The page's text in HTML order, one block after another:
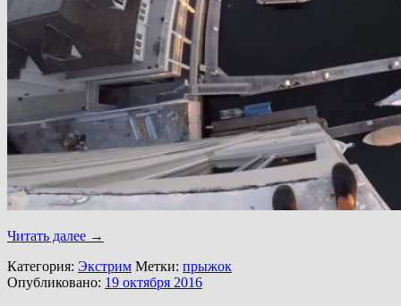
Читать далее →
Категория: Экстрим Метки: прыжок
Опубликовано: 19 октября 2016